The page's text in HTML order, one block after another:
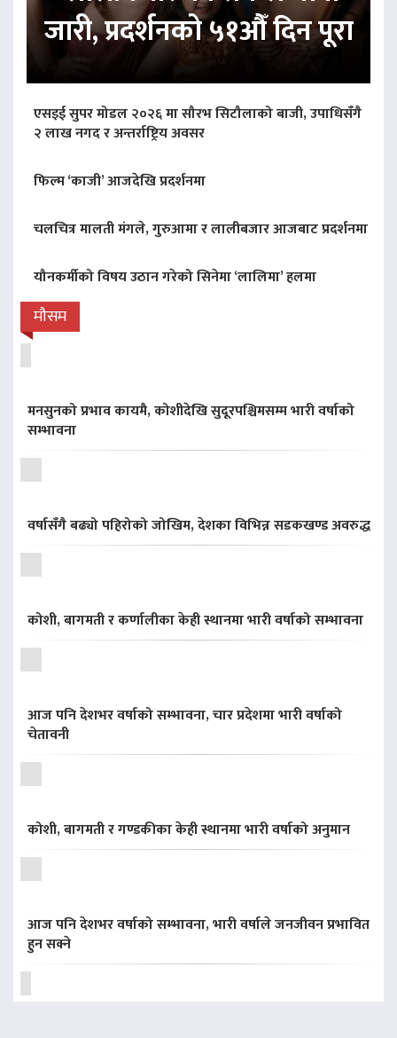
जारी, प्रदर्शनको ५१औँ दिन पूरा
एसइई सुपर मोडल २०२६ मा सौरभ सिटौलाको बाजी, उपाधिसँगै
२ लाख नगद र अन्तर्राष्ट्रिय अवसर
फिल्म ‘काजी’ आजदेखि प्रदर्शनमा
चलचित्र मालती मंगले, गुरुआमा र लालीबजार आजबाट प्रदर्शनमा
यौनकर्मीको विषय उठान गरेको सिनेमा ‘लालिमा’ हलमा
मौसम
मनसुनको प्रभाव कायमै, कोशीदेखि सुदूरपश्चिमसम्म भारी वर्षाको
सम्भावना
वर्षासँगै बढ्यो पहिरोको जोखिम, देशका विभिन्न सडकखण्ड अवरुद्ध
कोशी, बागमती र कर्णालीका केही स्थानमा भारी वर्षाको सम्भावना
आज पनि देशभर वर्षाको सम्भावना, चार प्रदेशमा भारी वर्षाको
चेतावनी
कोशी, बागमती र गण्डकीका केही स्थानमा भारी वर्षाको अनुमान
आज पनि देशभर वर्षाको सम्भावना, भारी वर्षाले जनजीवन प्रभावित
हुन सक्ने